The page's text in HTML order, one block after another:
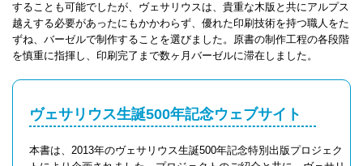
することも可能でしたが、ヴェサリウスは、貴重な木版と共にアルプス
越えする必要があったにもかかわらず、優れた印刷技術を持つ職人をた
ずね、バーゼルで制作することを選びました。原書の制作工程の各段階
を慎重に指揮し、印刷完了まで数ヶ月バーゼルに滞在しました。
ヴェサリウス生誕500年記念ウェブサイト
本書は、2013年のヴェサリウス生誕500年記念特別出版プロジェク